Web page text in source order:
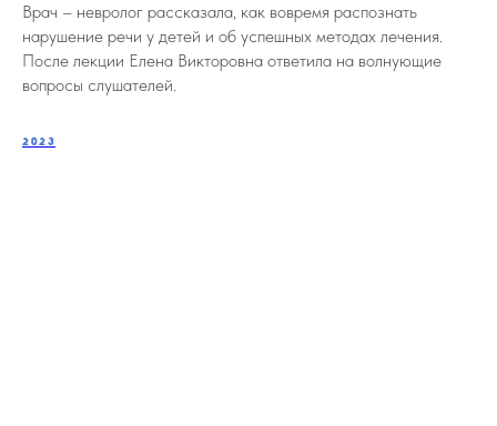
Врач – невролог рассказала, как вовремя распознать
нарушение речи у детей и об успешных методах лечения.
После лекции Елена Викторовна ответила на волнующие
вопросы слушателей.
2023